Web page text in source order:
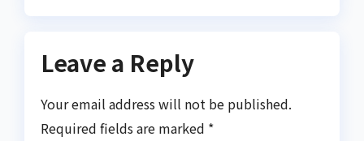
Leave a Reply
Your email address will not be published.
Required fields are marked *